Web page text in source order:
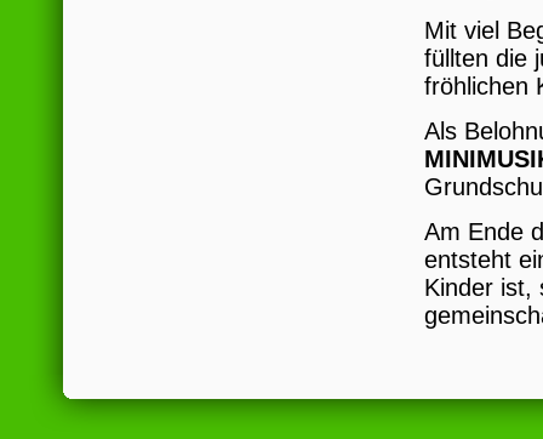
Mit viel
füllten die
fröhlichen
Als
Am Ende
entsteht
Kinder ist,